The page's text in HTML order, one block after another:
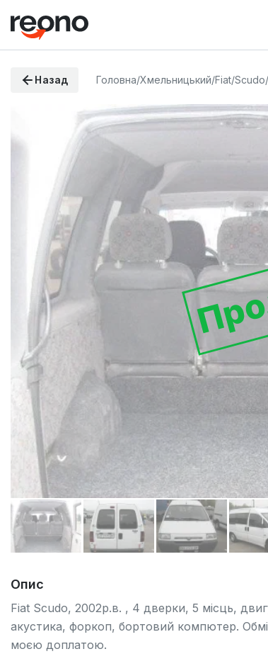
Назад Головна/Хмельницький/Fiat/Scudo/
Опис
Fiat Scudo, 2002р.в. , 4 дверки, 5 місць,
акустика, форкоп, бортовий компютер.
моєю доплатою.